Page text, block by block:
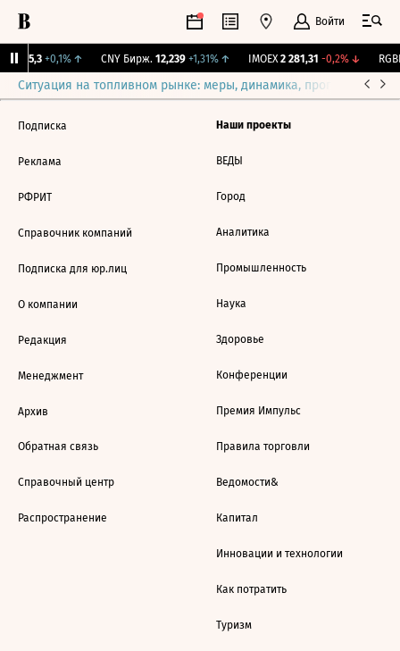
Войти
115,3 +0,1%↑ CNY Бирж. 12,239 +1,31%↑ IMOEX 2 281,31 -0,2%↓
Ситуация на топливном рынке: меры, динамика, прогнозы
Подписка
Реклама
РФРИТ
Справочник компаний
Подписка для юр.лиц
О компании
Редакция
Менеджмент
Архив
Обратная связь
Справочный центр
Распространение
Наши проекты
ВЕДЫ
Город
Аналитика
Промышленность
Наука
Здоровье
Конференции
Премия Импульс
Правила торговли
Ведомости&
Капитал
Инновации и технологии
Как потратить
Туризм